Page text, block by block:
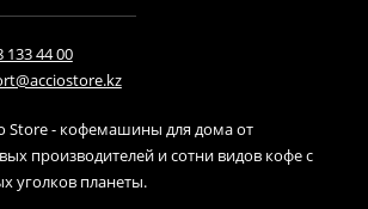
уголков планеты.